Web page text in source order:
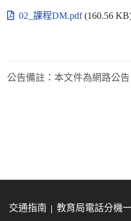
02_課程DM.pdf(160.56
公告備註： 本文件為網路公
交通指南 教育局電話分機